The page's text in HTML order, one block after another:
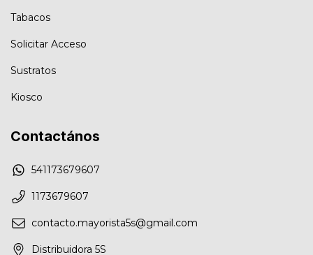
Tabacos
Solicitar Acceso
Sustratos
Kiosco
Contactános
541173679607
1173679607
contacto.mayorista5s@gmail.com
Distribuidora 5S